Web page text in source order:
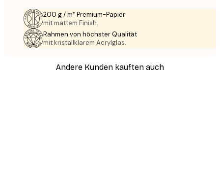
200 g / m² Premium-Papier
mit mattem Finish.
Rahmen von höchster Qualität
mit kristallklarem Acrylglas.
Andere Kunden kauften auch